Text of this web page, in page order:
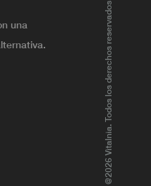
una
@2026 Vitalnia. Todos los derechos reservados